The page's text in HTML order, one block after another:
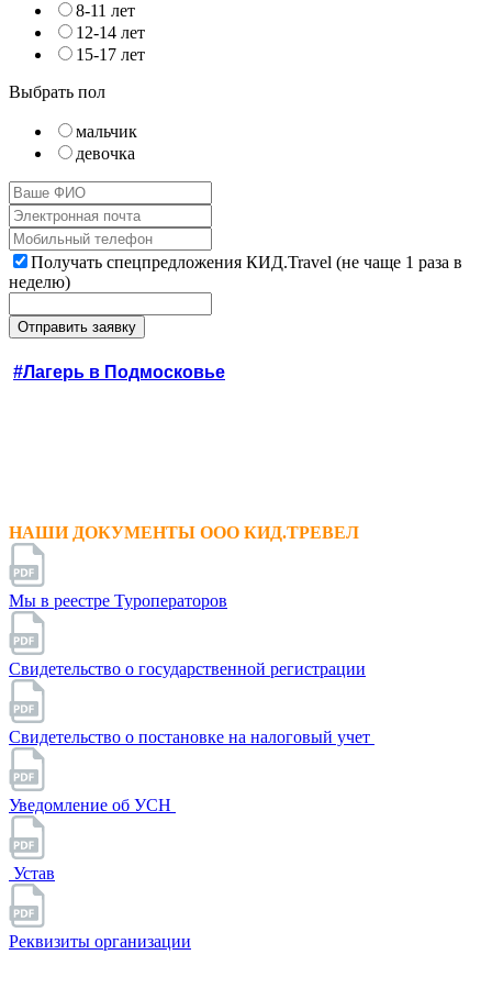
8-11 лет
12-14 лет
15-17 лет
Выбрать пол
мальчик
девочка
Получать спецпредложения КИД.Travel (не чаще 1 раза в
неделю)
#Лагерь в Подмосковье
НАШИ ДОКУМЕНТЫ ООО КИД.ТРЕВЕЛ
Мы в реестре Туроператоров
Свидетельство о государственной регистрации
Свидетельство о постановке на налоговый учет
Уведомление об УСН
Устав
Реквизиты организации